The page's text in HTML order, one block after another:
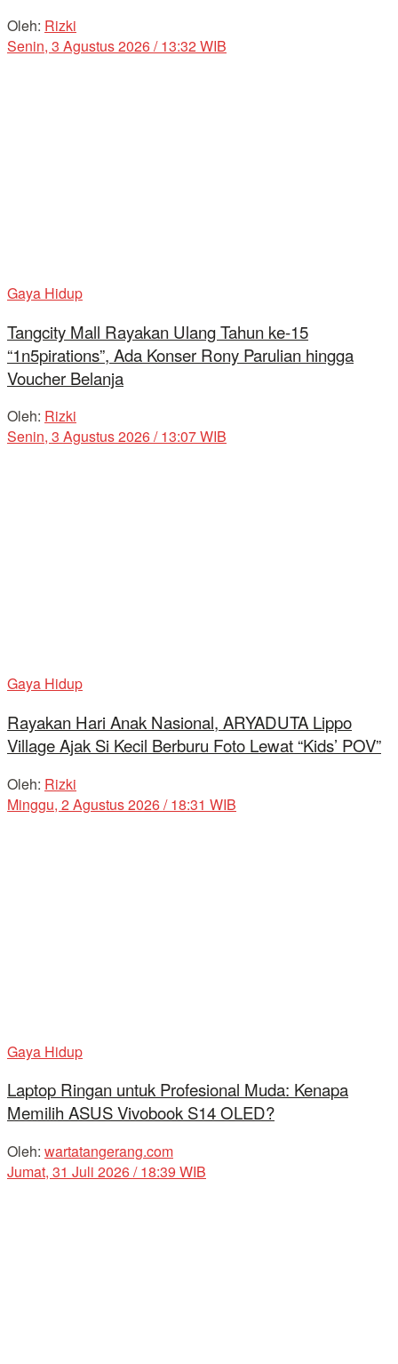
Oleh: Rizki
Senin, 3 Agustus 2026 / 13:32 WIB
Gaya Hidup
Tangcity Mall Rayakan Ulang Tahun ke-15
“1n5pirations”, Ada Konser Rony Parulian hingga
Voucher Belanja
Oleh: Rizki
Senin, 3 Agustus 2026 / 13:07 WIB
Gaya Hidup
Rayakan Hari Anak Nasional, ARYADUTA Lippo
Village Ajak Si Kecil Berburu Foto Lewat “Kids’ POV”
Oleh: Rizki
Minggu, 2 Agustus 2026 / 18:31 WIB
Gaya Hidup
Laptop Ringan untuk Profesional Muda: Kenapa
Memilih ASUS Vivobook S14 OLED?
Oleh: wartatangerang.com
Jumat, 31 Juli 2026 / 18:39 WIB